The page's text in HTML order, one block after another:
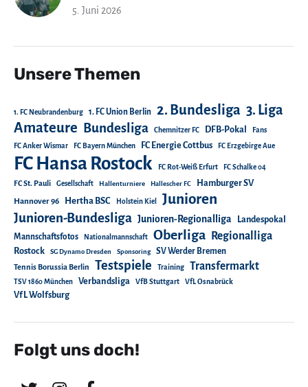
5. Juni 2026
Unsere Themen
1. FC Neubrandenburg 1. FC Union Berlin 2. Bundesliga 3. Liga
Amateure Bundesliga Chemnitzer FC DFB-Pokal Fans
FC Anker Wismar FC Bayern München FC Energie Cottbus FC Erzgebirge Aue
FC Hansa Rostock FC Rot-Weiß Erfurt FC Schalke 04
FC St. Pauli Gesellschaft Hallenturniere Hallescher FC Hamburger SV
Hannover 96 Hertha BSC Holstein Kiel Junioren
Junioren-Bundesliga Junioren-Regionalliga
Landespokal
Mannschaftsfotos
Nationalmannschaft Oberliga Regionalliga
Rostock SG Dynamo Dresden Sponsoring SV Werder Bremen
Tennis Borussia Berlin Testspiele Training Transfermarkt
TSV 1860 München Verbandsliga VfB Stuttgart VfL Osnabrück
VfL Wolfsburg
Folgt uns doch!